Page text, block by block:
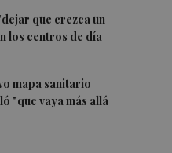
que crezca un
los centros de día
mapa sanitario
"que vaya más allá